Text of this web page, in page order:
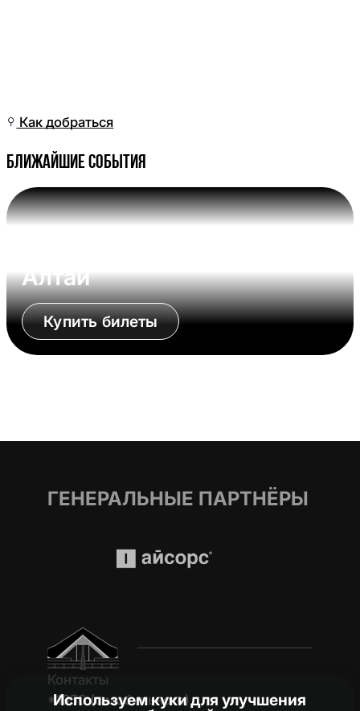
Как добраться
Ближайшие события
Алтай
Купить билеты
ГЕНЕРАЛЬНЫЕ ПАРТНЁРЫ
Контакты
*1950 (c мобильного)
Используем куки для улучшения